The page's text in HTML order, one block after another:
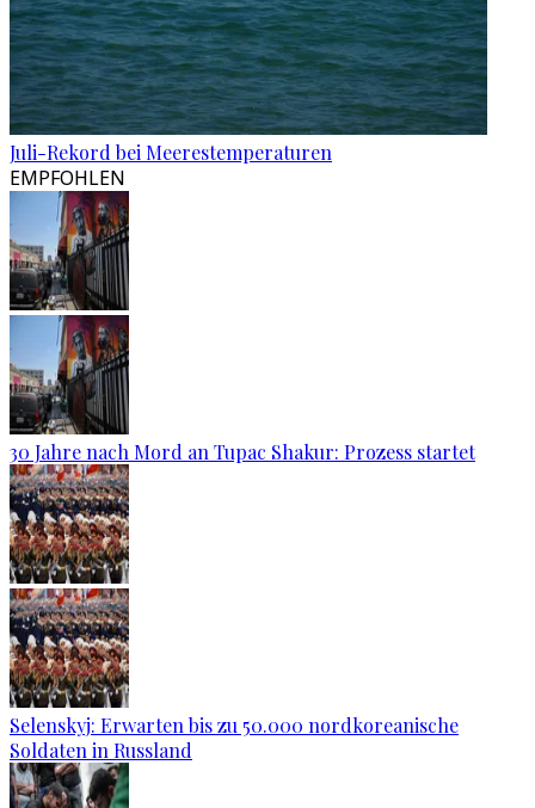
Juli-Rekord bei Meerestemperaturen
EMPFOHLEN
30 Jahre nach Mord an Tupac Shakur: Prozess startet
Selenskyj: Erwarten bis zu 50.000 nordkoreanische
Soldaten in Russland